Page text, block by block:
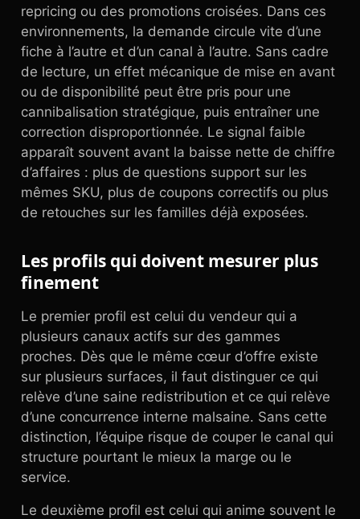
repricing ou des promotions croisées. Dans ces
environnements, la demande circule vite d’une
fiche à l’autre et d’un canal à l’autre. Sans cadre
de lecture, un effet mécanique de mise en avant
ou de disponibilité peut être pris pour une
cannibalisation stratégique, puis entraîner une
correction disproportionnée. Le signal faible
apparaît souvent avant la baisse nette de chiffre
d’affaires : plus de questions support sur les
mêmes SKU, plus de coupons correctifs ou plus
de retouches sur les familles déjà exposées.
Les profils qui doivent mesurer plus
finement
Le premier profil est celui du vendeur qui a
plusieurs canaux actifs sur des gammes
proches. Dès que le même cœur d’offre existe
sur plusieurs surfaces, il faut distinguer ce qui
relève d’une saine redistribution et ce qui relève
d’une concurrence interne malsaine. Sans cette
distinction, l’équipe risque de couper le canal qui
structure pourtant le mieux la marge ou le
service.
Le deuxième profil est celui qui anime souvent le